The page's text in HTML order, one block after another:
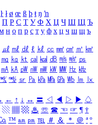
ŀ ł ø œ ß þ ŧ ŋ ŉ
П Р С Т У Ф Х Ц Ч Ш Щ Ъ
н о п р с т у ф х ц ч ш щ ъ
㎕ ㎖ ㎗ ℓ ㎘ ㏄ ㎣ ㎤ ㎥ ㎦
㎎ ㎏ ㏏ ㎈ ㎉ ㏈ ㎧ ㎨ ㎰
㎃ ㎄ ㎺ ㎻ ㎽ ㎾ ㎿ ㎐ ㎑
㎯ ㏛ ㎩ ㎪ ㎫ ㎬ ㏝ ㏐
㏓
← ↑ ↓ ↔ 〓 ◁ ◀ ▷ ▶ ♤
▧ ▦ ▩ ♨ ☏ ☎ ☜ ☞ ¶ †
™ ㏂ ㏘ ℡ ＃ ＆ ＊ ＠ ª º